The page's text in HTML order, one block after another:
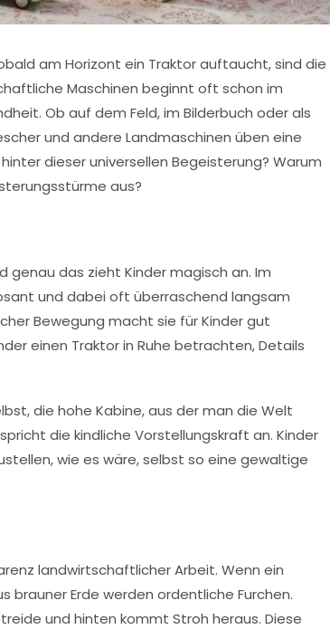
am Horizont ein Traktor auftaucht, sind die
Maschinen beginnt oft schon im
Ob auf dem Feld, im Bilderbuch oder als
und andere Landmaschinen üben eine
dieser universellen Begeisterung? Warum
aus?
genau das zieht Kinder magisch an. Im
und dabei oft überraschend langsam
Bewegung macht sie für Kinder gut
einen Traktor in Ruhe betrachten, Details
die hohe Kabine, aus der man die Welt
die kindliche Vorstellungskraft an. Kinder
wie es wäre, selbst so eine gewaltige
landwirtschaftlicher Arbeit. Wenn ein
brauner Erde werden ordentliche Furchen.
und hinten kommt Stroh heraus. Diese